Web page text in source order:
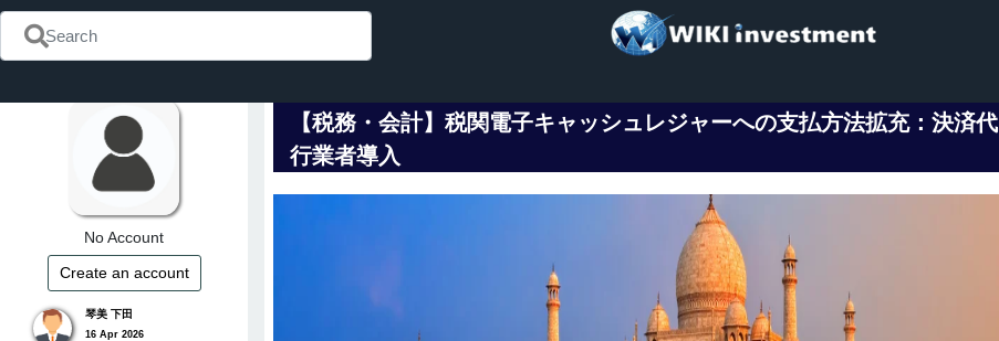
No Account
Create an account
琴美 下田
16 Apr 2026
【税務・会計】税関電子キャッシュレジャーへの支払方法拡充：決済代
行業者導入